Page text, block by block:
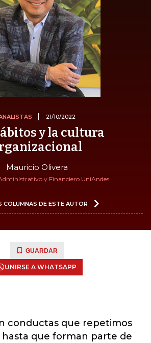
21/10/2022
y la cultura
Mauricio Olivera
y Financiero UniAndes
COLUMNAS DE ESTE AUTOR
GUARDAR
UNIRSE A WHATSAPP
conductas que repetimos
hasta que forman parte de